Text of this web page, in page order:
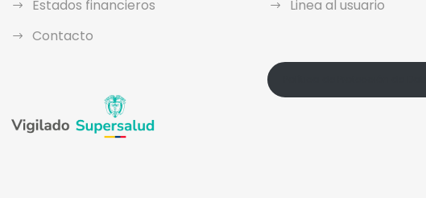
Estados financieros
Contacto
Linea al usuario